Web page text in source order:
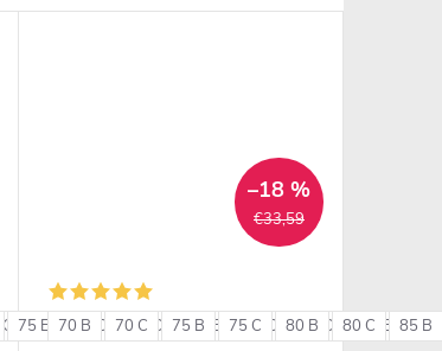
85 D 90 B 90 C + ďalšie
75 E 80 C 80 D 80 E 85 C 85 D 85 E 90
€33,59
–18 %
70 B 70 C 75 B 75 C 80 B 80 C 85 B